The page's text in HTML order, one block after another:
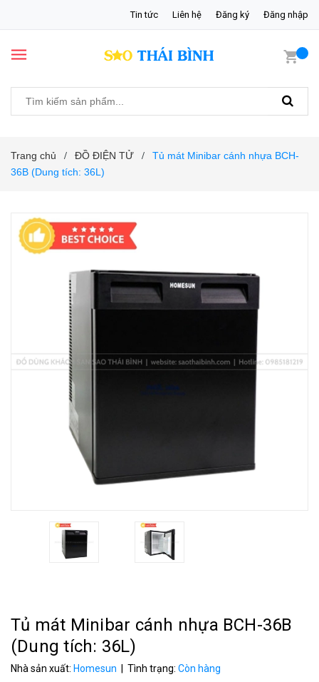
Tin tức Liên hệ Đăng ký Đăng nhập
Trang chủ / ĐỒ ĐIỆN TỬ /
Tủ mát Minibar cánh nhựa BCH-
36B (Dung tích: 36L)
Tủ mát Minibar cánh nhựa BCH-36B
(Dung tích: 36L)
Nhà sản xuất: Homesun | Tình trạng: Còn hàng